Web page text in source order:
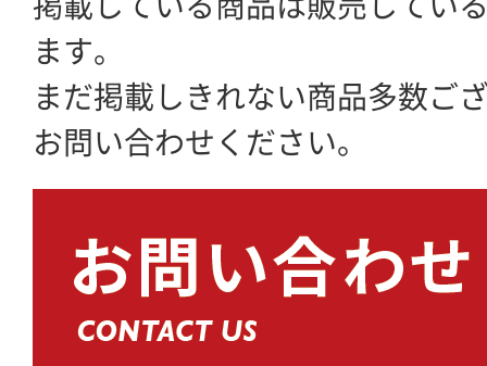
ます。
まだ掲載しきれない商品多数ご
お問い合わせください。